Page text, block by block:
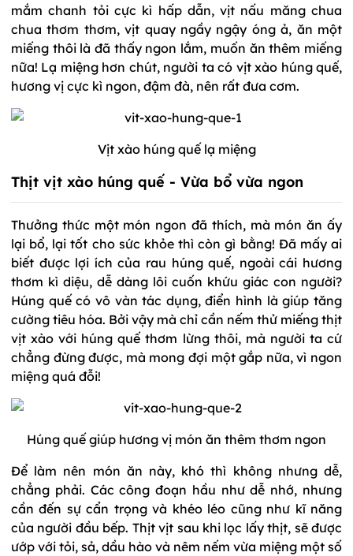
mắm chanh tỏi cực kì hấp dẫn, vịt nấu măng chua
chua thơm thơm, vịt quay ngầy ngậy óng ả, ăn một
miếng thôi là đã thấy ngon lắm, muốn ăn thêm miếng
nữa! Lạ miệng hơn chút, người ta có vịt xào húng quế,
hương vị cực kì ngon, đậm đà, nên rất đưa cơm.
Vịt xào húng quế lạ miệng
Thịt vịt xào húng quế - Vừa bổ vừa ngon
Thưởng thức một món ngon đã thích, mà món ăn ấy
lại bổ, lại tốt cho sức khỏe thì còn gì bằng! Đã mấy ai
biết được lợi ích của rau húng quế, ngoài cái hương
thơm kì diệu, dễ dàng lôi cuốn khứu giác con người?
Húng quế có vô vàn tác dụng, điển hình là giúp tăng
cường tiêu hóa. Bởi vậy mà chỉ cần nếm thử miếng thịt
vịt xào với húng quế thơm lừng thôi, mà người ta cứ
chẳng đừng được, mà mong đợi một gắp nữa, vì ngon
miệng quá đỗi!
Húng quế giúp hương vị món ăn thêm thơm ngon
Để làm nên món ăn này, khó thì không nhưng dễ,
chẳng phải. Các công đoạn hầu như dễ nhớ, nhưng
cần đến sự cẩn trọng và khéo léo cũng như kĩ năng
của người đầu bếp. Thịt vịt sau khi lọc lấy thịt, sẽ được
ướp với tỏi, sả, dầu hào và nêm nếm vừa miệng một số